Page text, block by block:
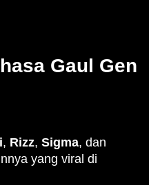
Gaul Gen
, Rizz, Sigma, dan
yang viral di